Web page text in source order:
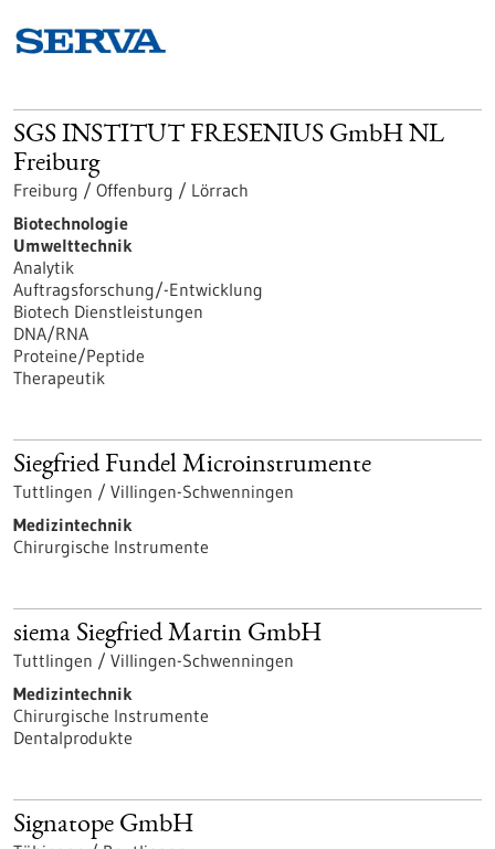
SGS INSTITUT FRESENIUS GmbH NL
Freiburg
Freiburg / Offenburg / Lörrach
Biotechnologie
Umwelttechnik
Analytik
Auftragsforschung/-Entwicklung
Biotech Dienstleistungen
DNA/RNA
Proteine/Peptide
Therapeutik
Siegfried Fundel Microinstrumente
Tuttlingen / Villingen-Schwenningen
Medizintechnik
Chirurgische Instrumente
siema Siegfried Martin GmbH
Tuttlingen / Villingen-Schwenningen
Medizintechnik
Chirurgische Instrumente
Dentalprodukte
Signatope GmbH